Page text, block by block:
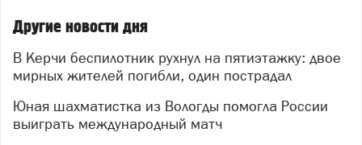
Другие новости дня
В Керчи беспилотник рухнул на пятиэтажку: двое
мирных жителей погибли, один пострадал
Юная шахматистка из Вологды помогла России
выиграть международный матч